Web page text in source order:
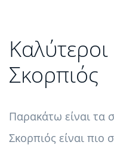
Σκορπιός
Παρακάτω είναι τα
Σκορπιός είναι πιο